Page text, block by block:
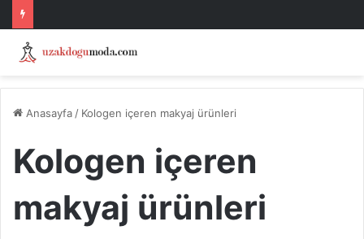
Anasayfa / Kologen içeren makyaj ürünleri
Kologen içeren
makyaj ürünleri